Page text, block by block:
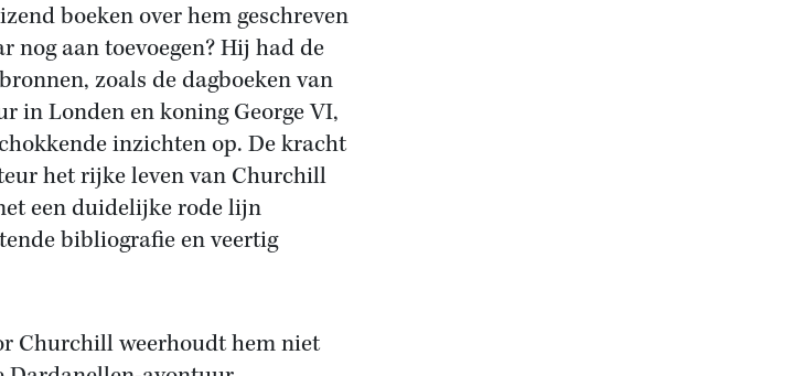
boeken over hem geschreven
nog aan toevoegen? Hij had de
zoals de dagboeken van
in Londen en koning George VI,
inzichten op. De kracht
het rijke leven van Churchill
een duidelijke rode lijn
bibliografie en veertig
Churchill weerhoudt hem niet